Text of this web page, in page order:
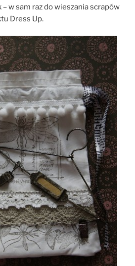
w sam raz do wieszania scrapów
Dress Up.